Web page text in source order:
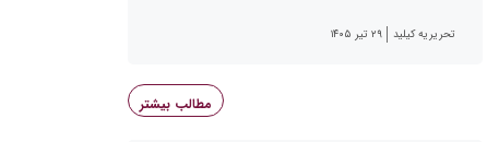
تحریریه کیلید ۲۹ تیر ۱۴۰۵
مطالب بیشتر